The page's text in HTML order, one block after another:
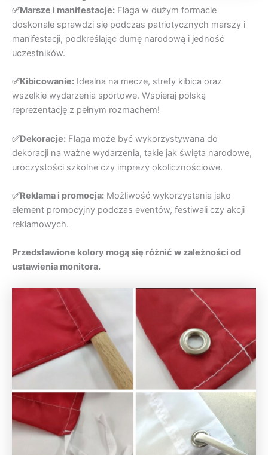
✅Marsze i manifestacje: Flaga w dużym formacie
doskonale sprawdzi się podczas patriotycznych marszy i
manifestacji, podkreślając dumę narodową i jedność
uczestników.
✅Kibicowanie: Idealna na mecze, strefy kibica oraz
wszelkie wydarzenia sportowe. Wspieraj polską
reprezentację z pełnym rozmachem!
✅Dekoracje: Flaga może być wykorzystywana do
dekoracji na ważne wydarzenia, takie jak święta narodowe,
uroczystości szkolne czy imprezy okolicznościowe.
✅Reklama i promocja: Możliwość wykorzystania jako
element promocyjny podczas eventów, festiwali czy akcji
reklamowych.
Przedstawione kolory mogą się różnić w zależności od
ustawienia monitora.